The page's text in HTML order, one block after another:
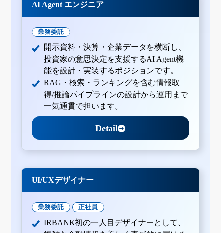
AI Agent エンジニア
業務委託
開示資料・決算・企業データを横断し、
投資家の意思決定を支援するAI Agent機
能を設計・実装するポジションです。
RAG・検索・ランキングを含む情報取
得/推論パイプラインの設計から運用まで
一気通貫で担います。
Detail
UI/UXデザイナー
業務委託 正社員
IRBANK初の一人目デザイナーとして、